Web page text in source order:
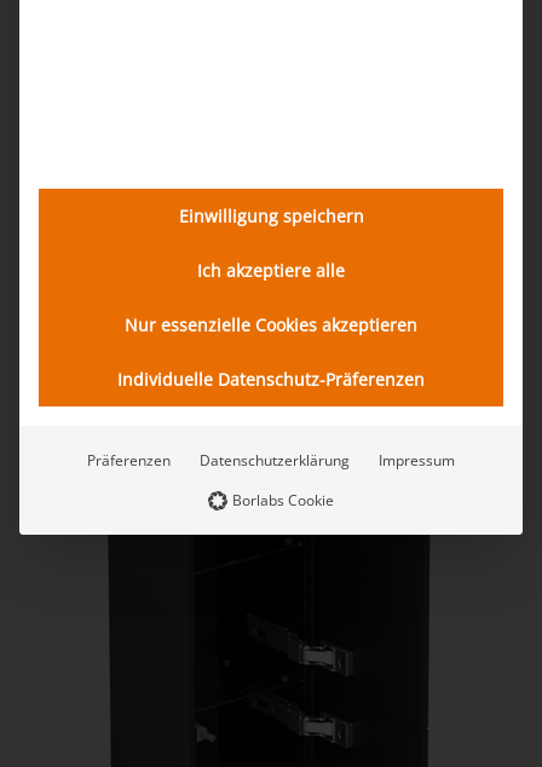
Einwilligung speichern
Ich akzeptiere alle
Nur essenzielle Cookies akzeptieren
Individuelle Datenschutz-Präferenzen
Präferenzen Datenschutzerklärung
Impressum
Borlabs Cookie